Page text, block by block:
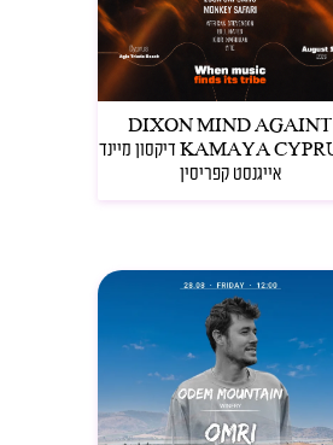
DIXON MIND AGAINT
KAMAYA CYPRUSS דיקסון מיינד
אייגנסט קפריסין